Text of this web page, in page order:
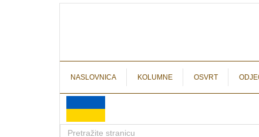
NASLOVNICA KOLUMNE OSVRT